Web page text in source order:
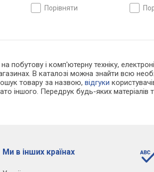
порівняти
робота
на побутову і комп'ютерну техніку,
В каталозі можна знайти всю
товару за назвою,відгуки
іншого. Передрук будь-яких
Ми в інших країнах